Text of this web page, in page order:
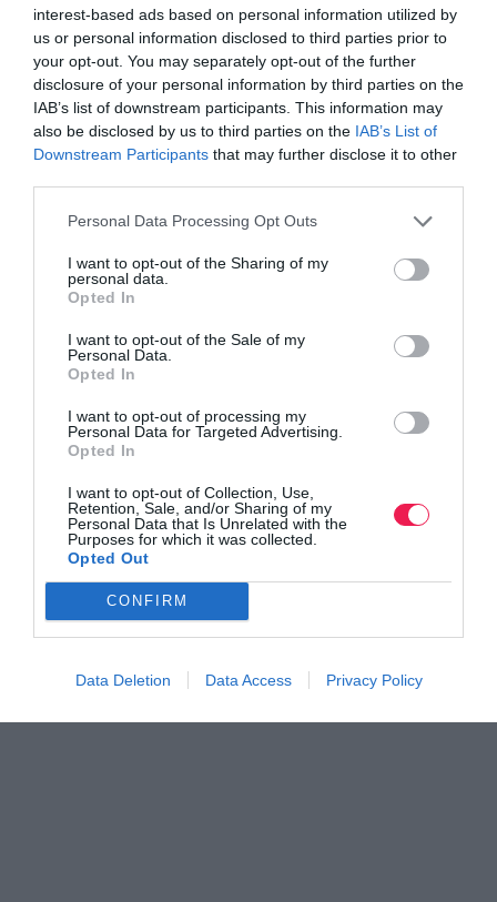
interest-based ads based on personal information utilized by
us or personal information disclosed to third parties prior to
your opt-out. You may separately opt-out of the further
disclosure of your personal information by third parties on the
IAB’s list of downstream participants. This information may
also be disclosed by us to third parties on the IAB’s List of
Downstream Participants that may further disclose it to other
Personal Data Processing Opt Outs
I want to opt-out of the Sharing of my
personal data.
Opted In
I want to opt-out of the Sale of my
Personal Data.
Opted In
I want to opt-out of processing my
Personal Data for Targeted Advertising.
Opted In
I want to opt-out of Collection, Use,
Retention, Sale, and/or Sharing of my
Personal Data that Is Unrelated with the
Purposes for which it was collected.
Opted Out
CONFIRM
Data Deletion Data Access Privacy Policy
Γίνε Συνδρομητής
Βρες το RUNNER!
Όλα τα Τεύχη